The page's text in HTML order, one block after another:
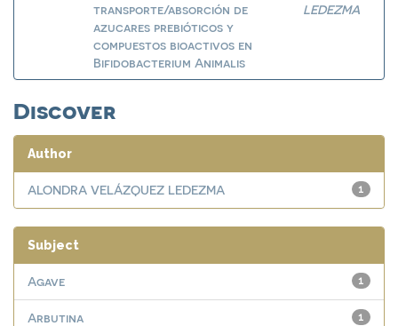
transporte/absorción de
azucares prebióticos y
compuestos bioactivos en
Bifidobacterium Animalis
LEDEZMA
Discover
Author
1
ALONDRA VELÁZQUEZ LEDEZMA
Subject
1
Agave
1
Arbutina